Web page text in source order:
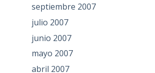
septiembre 2007
julio 2007
junio 2007
mayo 2007
abril 2007